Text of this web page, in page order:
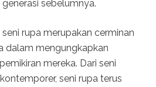
sebelumnya.
rupa merupakan cerminan
dalam mengungkapkan
mereka. Dari seni
seni rupa terus